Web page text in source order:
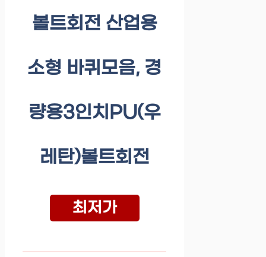
볼트회전 산업용
소형 바퀴모음, 경
량용3인치PU(우
레탄)볼트회전
최저가